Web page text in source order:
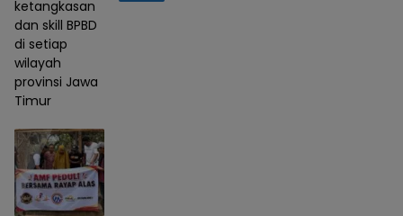
ketangkasan
dan skill BPBD
di setiap
wilayah
provinsi Jawa
Timur